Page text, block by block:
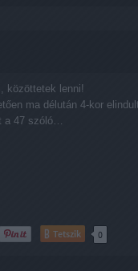
közöttetek lenni! Az
ma délután 4-kor
a 47 szóló…
Tetszik 0